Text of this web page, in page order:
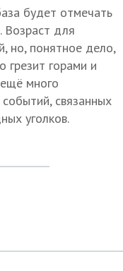
будет отмечать
Возраст для
но, понятное дело,
грезит горами и
много
связанных
уголков.